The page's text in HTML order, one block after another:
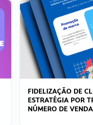
FIDELIZAÇÃO DE
ESTRATÉGIA POR
NÚMERO DE